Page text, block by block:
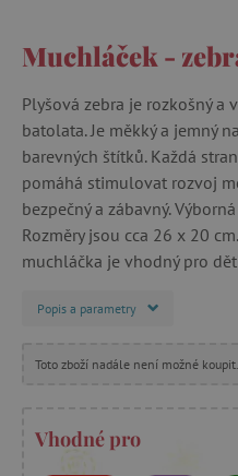
Muchláček -
Plyšová zebra je rozkošný a
batolata. Je měkký a jemný
barevných štítků. Každá
pomáhá stimulovat rozvoj
bezpečný a zábavný.
Rozměry jsou cca 26 x 20
muchláčka je vhodný pro
Popis a parametry
Toto zboží nadále není možné
Vhodné pro